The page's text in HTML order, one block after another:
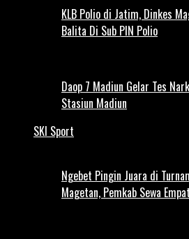
KLB Polio di Jatim, Dinkes
Balita Di Sub PIN Polio
Daop 7 Madiun Gelar Tes
Stasiun Madiun
SKI Sport
Ngebet Pingin Juara di
Magetan, Pemkab Sewa